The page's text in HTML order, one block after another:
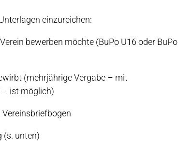
einzureichen:
bewerben möchte (BuPo U16 oder BuPo
(mehrjährige Vergabe – mit
– ist möglich)
(s. unten)